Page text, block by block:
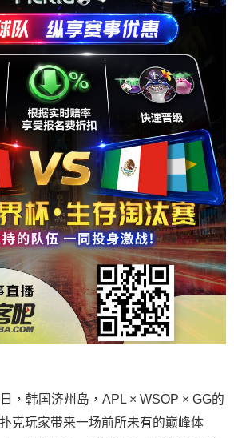
，韩国济州岛，APL × WSOP × GG的
克玩家带来一场前所未有的巅峰体